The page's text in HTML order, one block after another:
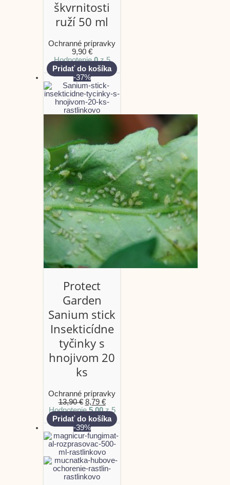
škvrnitosti
ruží 50 ml
Ochranné prípravky
9,90 €
Hodnotenie0z 5
Pridať do košíka
-37%
Protect
Garden
Sanium stick
Insekticídne
tyčinky s
hnojivom 20
ks
Ochranné prípravky
13,90€ 8,79 €
Hodnotenie5.00z 5
Pridať do košíka
-39%